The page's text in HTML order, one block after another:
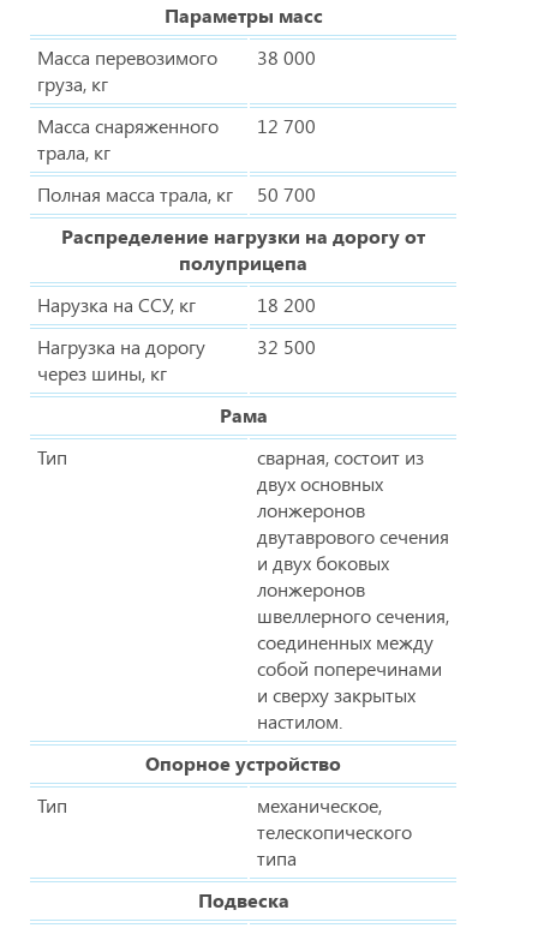
Параметры масс
Масса перевозимого
груза, кг
38 000
Масса снаряженного
трала, кг
12 700
Полная масса трала, кг
50 700
Распределение нагрузки на дорогу от
полуприцепа
Нарузка на ССУ, кг
18 200
Нагрузка на дорогу
через шины, кг
32 500
Рама
Тип
сварная, состоит из
двух основных
лонжеронов
двутаврового сечения
и двух боковых
лонжеронов
швеллерного сечения,
соединенных между
собой поперечинами
и сверху закрытых
настилом.
Опорное устройство
Тип
механическое,
телескопического
типа
Подвеска